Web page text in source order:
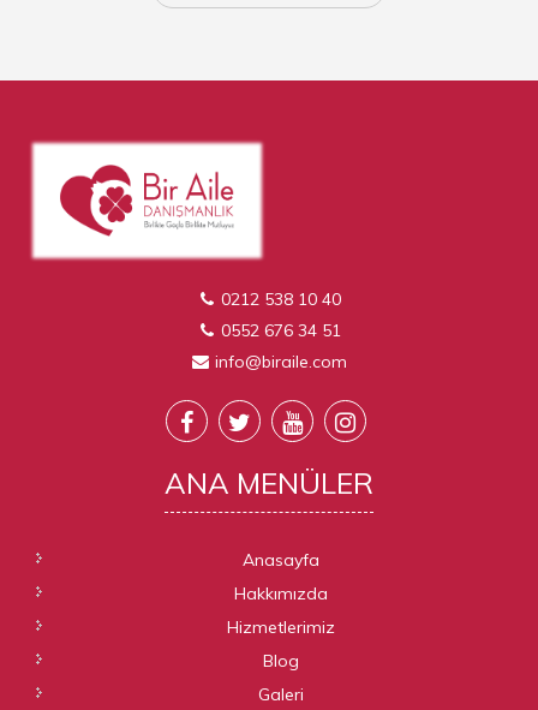
0212 538 10 40
0552 676 34 51
info@biraile.com
ANA MENÜLER
Anasayfa
Hakkımızda
Hizmetlerimiz
Blog
Galeri